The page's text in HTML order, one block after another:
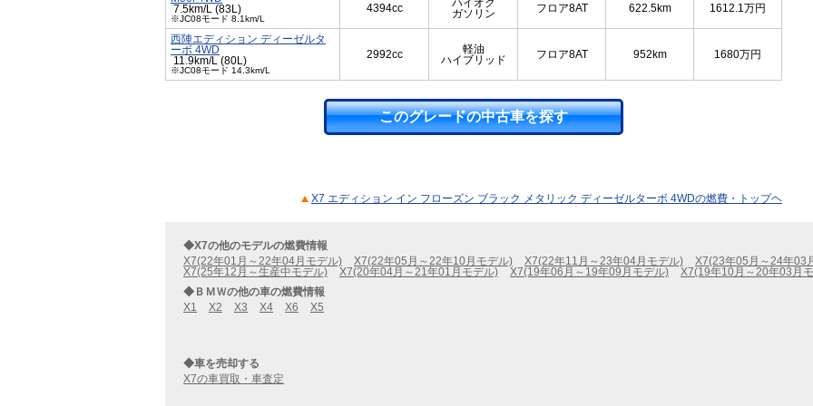
7.5km/L (83L)
※JC08モード 8.1km/L
4394cc
ハイオク
ガソリン
フロア8AT 622.5km 1612.1万円
西陣エディション ディーゼルタ
ーボ 4WD
11.9km/L (80L)
※JC08モード 14.3km/L
2992cc
軽油
ハイブリッド
フロア8AT 952km 1680万円
このグレードの中古車を探す
X7 エディション イン フローズン ブラック メタリック ディーゼルターボ 4WDの燃費・トップヘ
◆X7の他のモデルの燃費情報
X7(22年01月～22年04月モデル)
X7(22年05月～22年10月モデル) X7(22年11月～23年04月モデル) X7(23年05月～24年03
X7(25年12月～生産中モデル)
X7(20年04月～21年01月モデル) X7(19年06月～19年09月モデル)
X7(19年10月～20年03月
◆ＢＭＷの他の車の燃費情報
X1
X2 X3 X4 X6 X5
◆車を売却する
X7の車買取・車査定